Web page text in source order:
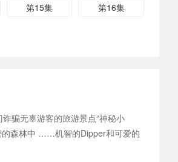
第15集 第16集
骗无辜游客的旅游景点“神秘小
的森林中 ……机智的Dipper和可爱的